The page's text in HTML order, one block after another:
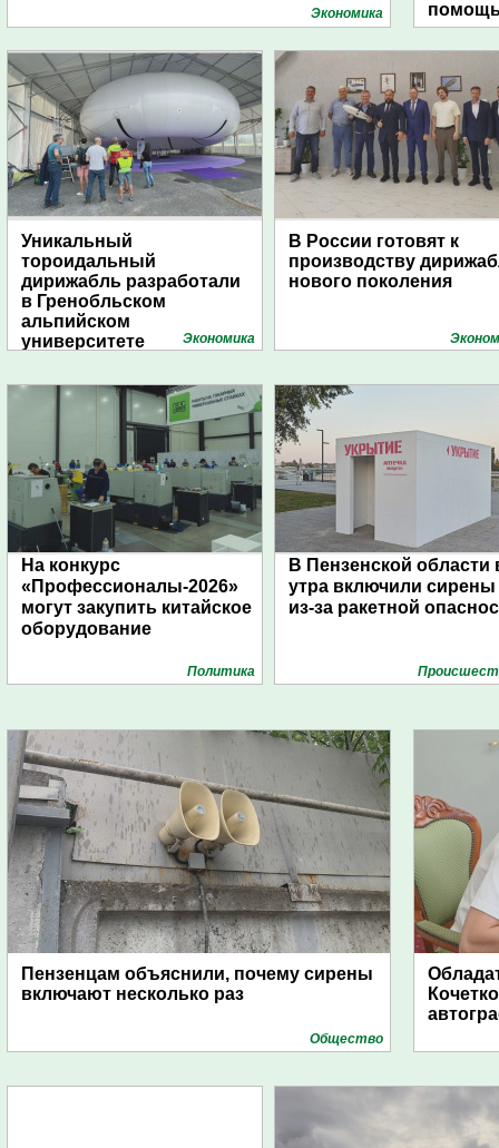
Экономика
Уникальный
тороидальный
дирижабль разработали
в Гренобльском
альпийском
университете
Экономика
В России готовят к
производству
нового поколения
На конкурс
«Профессионалы-2026»
могут закупить китайское
оборудование
Политика
В Пензенской области
утра включили сирены
из-за ракетной
Пензенцам объяснили, почему сирены
включают несколько раз
Общество